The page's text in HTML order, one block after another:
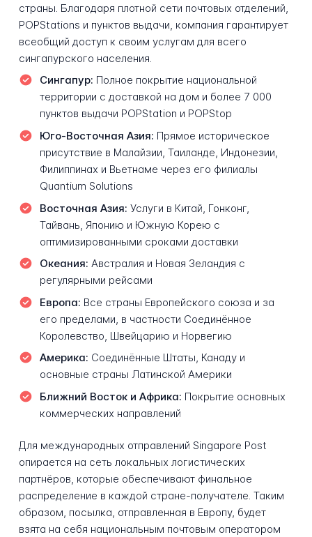
страны. Благодаря плотной сети почтовых отделений,
POPStations и пунктов выдачи, компания гарантирует
всеобщий доступ к своим услугам для всего
сингапурского населения.
Сингапур: Полное покрытие национальной
территории с доставкой на дом и более 7 000
пунктов выдачи POPStation и POPStop
Юго-Восточная Азия: Прямое историческое
присутствие в Малайзии, Таиланде, Индонезии,
Филиппинах и Вьетнаме через его филиалы
Quantium Solutions
Восточная Азия: Услуги в Китай, Гонконг,
Тайвань, Японию и Южную Корею с
оптимизированными сроками доставки
Океания: Австралия и Новая Зеландия с
регулярными рейсами
Европа: Все страны Европейского союза и за
его пределами, в частности Соединённое
Королевство, Швейцарию и Норвегию
Америка: Соединённые Штаты, Канаду и
основные страны Латинской Америки
Ближний Восток и Африка: Покрытие основных
коммерческих направлений
Для международных отправлений Singapore Post
опирается на сеть локальных логистических
партнёров, которые обеспечивают финальное
распределение в каждой стране-получателе. Таким
образом, посылка, отправленная в Европу, будет
взята на себя национальным почтовым оператором